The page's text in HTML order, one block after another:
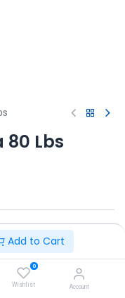
Add to Cart
0
Wishlist Account
80 Lbs
ya!